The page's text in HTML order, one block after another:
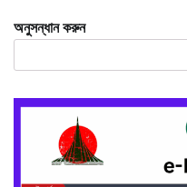
অনুসন্ধান করুন